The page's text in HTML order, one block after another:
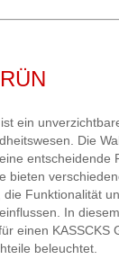
ein
Die
entscheidende
bieten
Funktionalität
In
einen KASSCKS
beleuchtet.